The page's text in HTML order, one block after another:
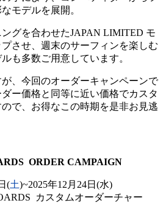
モデルを展開。
グを合わせたJAPAN LIMITED モ
させ、週末のサーフィンを楽しむ
も多数ご用意しています。
、今回のオーダーキャンペーンで
ー価格と同等に近い価格でカスタ
で、お得なこの時期を是非お見逃
ORDER CAMPAIGN
(土)~2025年12月24日 (水)
カスタムオーダーチャー